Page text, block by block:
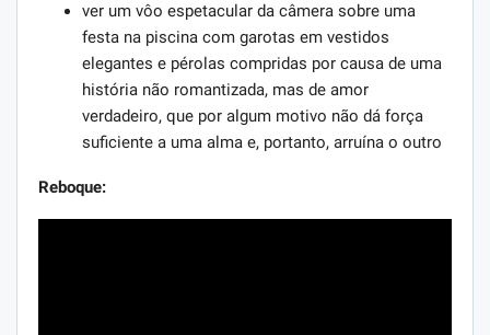
ver um vôo espetacular da câmera sobre uma
festa na piscina com garotas em vestidos
elegantes e pérolas compridas por causa de uma
história não romantizada, mas de amor
verdadeiro, que por algum motivo não dá força
suficiente a uma alma e, portanto, arruína o outro
Reboque: